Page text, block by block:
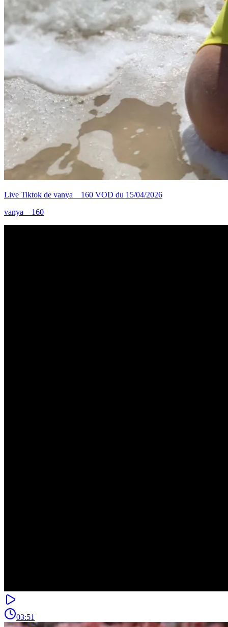
Live Tiktok de vanya__160 VOD du 15/04/2026
vanya__160
03:51